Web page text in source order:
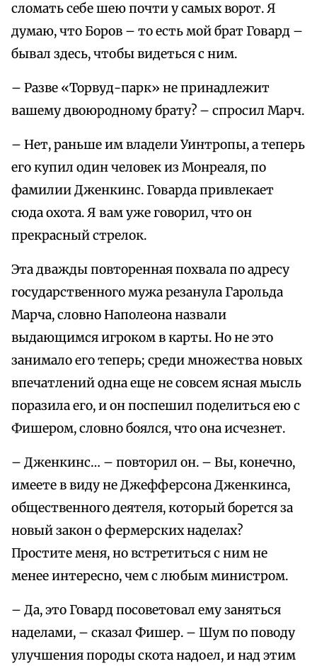
сломать себе шею почти у самых ворот. Я
думаю, что Боров – то есть мой брат Говард –
бывал здесь, чтобы видеться с ним.
– Разве «Торвуд-парк» не принадлежит
вашему двоюродному брату? – спросил Марч.
– Нет, раньше им владели Уинтропы, а теперь
его купил один человек из Монреаля, по
фамилии Дженкинс. Говарда привлекает
сюда охота. Я вам уже говорил, что он
прекрасный стрелок.
Эта дважды повторенная похвала по адресу
государственного мужа резанула Гарольда
Марча, словно Наполеона назвали
выдающимся игроком в карты. Но не это
занимало его теперь; среди множества новых
впечатлений одна еще не совсем ясная мысль
поразила его, и он поспешил поделиться ею с
Фишером, словно боялся, что она исчезнет.
– Дженкинс… – повторил он. – Вы, конечно,
имеете в виду не Джефферсона Дженкинса,
общественного деятеля, который борется за
новый закон о фермерских наделах?
Простите меня, но встретиться с ним не
менее интересно, чем с любым министром.
– Да, это Говард посоветовал ему заняться
наделами, – сказал Фишер. – Шум по поводу
улучшения породы скота надоел, и над этим